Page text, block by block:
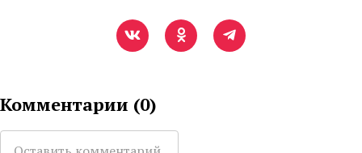
Комментарии (0)